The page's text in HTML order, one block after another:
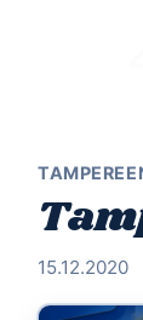
15.12.2020